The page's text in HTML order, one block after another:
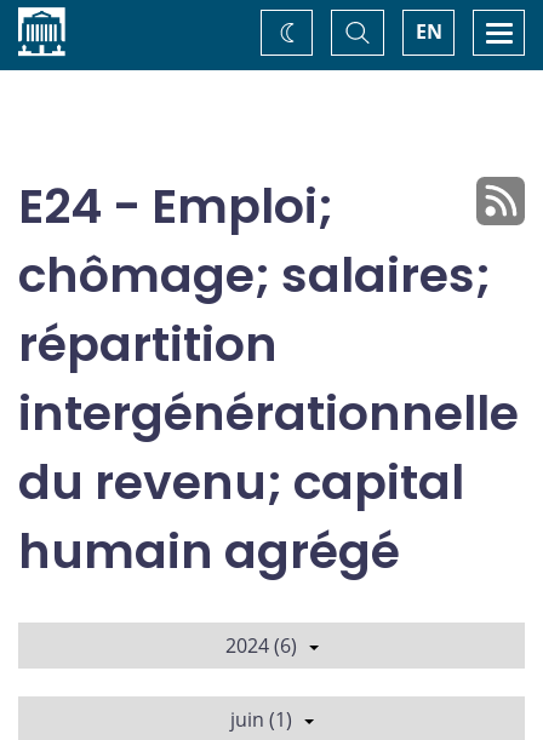
Accueil EN
Basculer
la
recherche
Changez
de
E24 - Emploi;
chômage; salaires;
répartition
intergénérationnelle
du revenu; capital
humain agrégé
2024 (6)
juin (1)